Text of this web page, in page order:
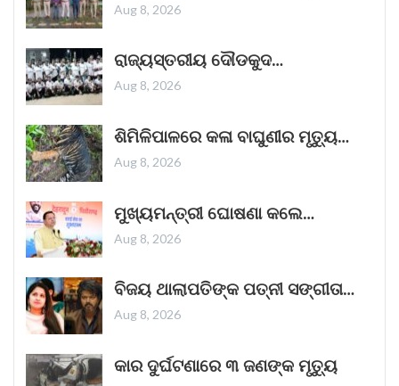
“ଥମ୍ମା”ର ଏହି ରାକ୍ଷସ ଦର୍ଶକଙ୍କ ହୃଦୟ ଜିତିବାରେ
ଲାଗିଛି
ଭୟଙ୍କର ଜଗତର ନୂତନ ଚଳଚ୍ଚିତ୍ର 'ଥମ୍ମା'
ଦର୍ଶକଙ୍କୁ ପ୍ରଭାବିତ କରିବାରେ ସଫଳ ହୋଇଛି।
ଦୀପାବଳିର ପରଦିନ ଜୋରଦାର ଆରମ୍ଭ ହୋଇଥିବା ଏହି
ଫିଲ୍ମଟି ସପ୍ତାହର କାର୍ଯ୍ୟ ଦିବସଗୁଡ଼ିକରେ
October 25, 2025
କୁର୍ଣ୍ଣୁଲ୍ ବସ୍ ଅଗ୍ନିକାଣ୍ଡ ଘଟଣାରେ ଏକ
ଗୁରୁତ୍ୱପୂର୍ଣ୍ଣ ଖୁଲାସା।
ଶୁକ୍ରବାର ସକାଳେ ଆନ୍ଧ୍ରପ୍ରଦେଶର କୁର୍ଣ୍ଣୁଲରେ
ଏକ ବସ୍‌ରେ ନିଆଁ ଲାଗିଯିବାରୁ ୨୦ ଜଣ ପୋଡ଼ି
ମୃତ୍ୟୁବରଣ କରିଛନ୍ତି। ଏହି ଦୁଃଖଦ ଦୁର୍ଘଟଣା ସମଗ୍ର
Aug 8, 2026
ରାଜ୍ୟସ୍ତରୀୟ ଦୌଡକୁଦ…
Aug 8, 2026
ଶିମିଳିପାଳରେ କଳା ବାଘୁଣୀର ମୃତ୍ୟୁ…
Aug 8, 2026
ମୁଖ୍ୟମନ୍ତ୍ରୀ ଘୋଷଣା କଲେ…
Aug 8, 2026
ବିଜୟ ଥାଲାପତିଙ୍କ ପତ୍ନୀ ସଙ୍ଗୀତା…
Aug 8, 2026
କାର ଦୁର୍ଘଟଣାରେ ୩ ଜଣଙ୍କ ମୃତ୍ୟୁ